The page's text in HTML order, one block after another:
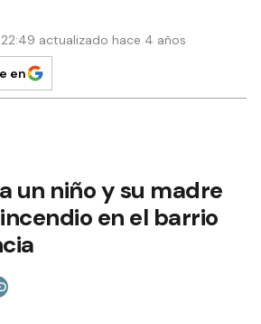
actualizado hace 4 años
en
un niño y su madre
en el barrio